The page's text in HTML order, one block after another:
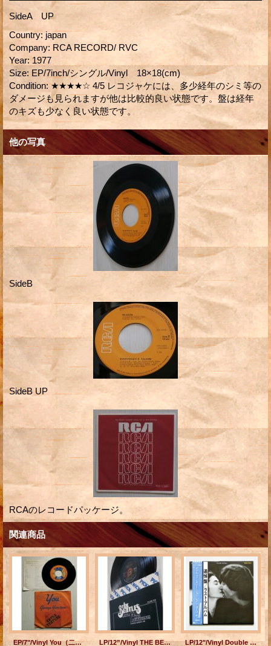
SideA UP
Country: japan
Company: RCA RECORD/ RVC
Year: 1977
Size: EP/7inch/シングル/Vinyl 18×18(cm)
Condition: ★★★★☆ 4/5 レコジャケには、多少経年のシミ等の
ダメージも見られますが他は比較的良い状態です。盤は経年
のキズも少なく良い状態です。
他の写真
SideB
SideB UP
RCAのレコードパッケージ。
関連商品
EP/7"/Vinyl You（二人はアイ・ラブ・ユー） WORLD OF STONE（悲しみの世界） (1975) ジョージ・ハリスン apple LP/12”/Vinyl THE BEATLES ビートルズ 1st LIVE RECORDINGS HAMBURG, GERMANY, 1962 VOLUME TWO (1979) U.S.A. LP/12"/Vinyl Double Fantasy ダブル・ファンタジー ジョン・レノン＆オノ・ヨーコ (1980) GEFFEN RECORDS 帯、英語詞付スリーブ、ライナー付